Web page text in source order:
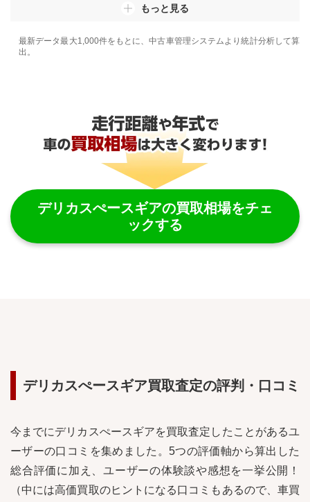
もっと見る
最新データ最大1,000件をもとに、中古車管理システムより統計分析して算
出。
デリカスぺースギアの買取相場をチェ
ックする
デリカスぺースギア買取査定の評判・口コミ
今までにデリカスぺースギアを買取査定したことがあるユ
ーザーの口コミを集めました。5つの評価軸から算出した
総合評価に加え、ユーザーの体験談や感想を一挙公開！
（中には高価買取のヒントになる口コミもあるので、車買